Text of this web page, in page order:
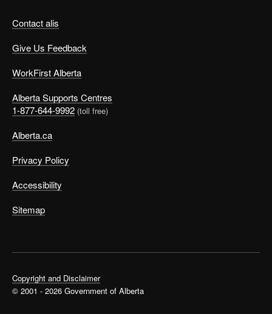
Contact alis
Give Us Feedback
WorkFirst Alberta
Alberta Supports Centres
1-877-644-9992 (toll free)
Alberta.ca
Privacy Policy
Accessibility
Sitemap
Copyright and Disclaimer
© 2001 - 2026 Government of Alberta